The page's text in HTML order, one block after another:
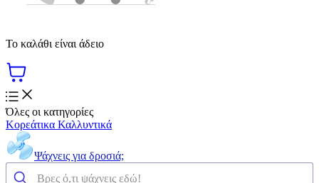
Το καλάθι είναι άδειο
Όλες οι κατηγορίες
Κορεάτικα Καλλυντικά
Ψάχνεις για δροσιά;